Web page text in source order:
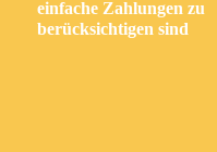
einfache Zahlungen zu
berücksichtigen sind